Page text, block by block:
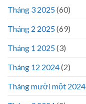
Tháng 3 2025(60)
Tháng 2 2025(69)
Tháng 1 2025(3)
Tháng 12 2024(2)
Tháng mười một 2024